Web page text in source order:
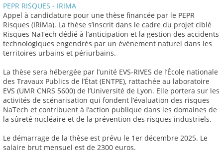
PEPR RISQUES - IRIMA
Appel à candidature pour une thèse financée par le PEPR
Risques (IRiMa). La thèse s’inscrit dans le cadre du projet ciblé
Risques NaTech dédié à l’anticipation et la gestion des accidents
technologiques engendrés par un événement naturel dans les
territoires urbains et périurbains.
La thèse sera hébergée par l’unité EVS-RIVES de l’École nationale
des Travaux Publics de l’État (ENTPE), rattachée au laboratoire
EVS (UMR CNRS 5600) de l’Université de Lyon. Elle portera sur les
activités de scénarisation qui fondent l’évaluation des risques
NaTech et contribuent à l’action publique dans les domaines de
la sûreté nucléaire et de la prévention des risques industriels.
Le démarrage de la thèse est prévu le 1er décembre 2025. Le
salaire brut mensuel est de 2300 euros.